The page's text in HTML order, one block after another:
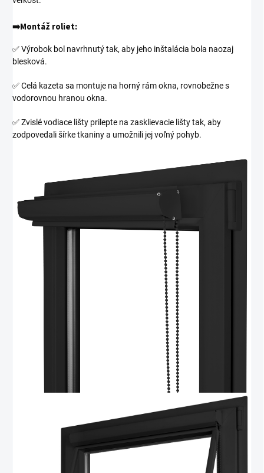
➡️Montáž roliet:
✅ Výrobok bol navrhnutý tak, aby jeho inštalácia bola naozaj
blesková.
✅ Celá kazeta sa montuje na horný rám okna, rovnobežne s
vodorovnou hranou okna.
✅ Zvislé vodiace lišty prilepte na zasklievacie lišty tak, aby
zodpovedali šírke tkaniny a umožnili jej voľný pohyb.